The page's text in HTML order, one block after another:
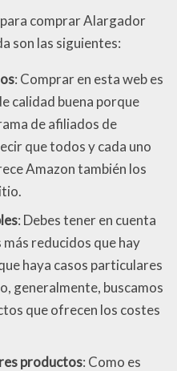
comprar Alargador
son las siguientes:
: Comprar en esta web es
calidad buena porque
de afiliados de
que todos y cada uno
Amazon también los
: Debes tener en cuenta
reducidos que hay
haya casos particulares
generalmente, buscamos
que ofrecen los costes
productos: Como es